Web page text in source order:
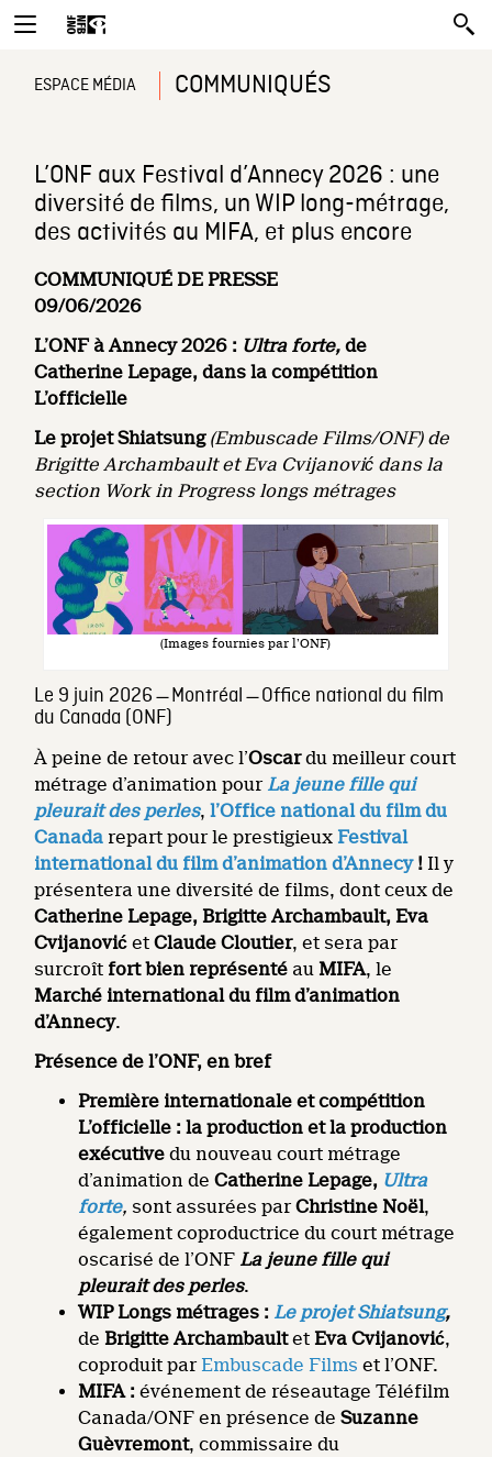
ESPACE MÉDIA COMMUNIQUÉS
L’ONF aux Festival d’Annecy 2026 : une
diversité de films, un WIP long-métrage,
des activités au MIFA, et plus encore
COMMUNIQUÉ DE PRESSE
09/06/2026
L’ONF à Annecy 2026 : Ultra forte, de
Catherine Lepage, dans la compétition
L’officielle
Le projet Shiatsung (Embuscade Films/ONF) de
Brigitte Archambault et Eva Cvijanović dans la
section Work in Progress longs métrages
(Images fournies par l’ONF)
Le 9 juin 2026 ̶ Montréal ̶ Office national du film
du Canada (ONF)
À peine de retour avec l’Oscardu meilleur court
métrage d’animation pour La jeune fille qui
pleurait des perles,l’Office national du film du
Canada repart pour le prestigieux Festival
international du film d’animation d’Annecy!Il y
présentera une diversité de films, dont ceux de
Catherine Lepage, Brigitte Archambault, Eva
Cvijanovićet Claude Cloutier, et sera par
surcroît fort bien représenté au MIFA, le
Marché international du film d’animation
d’Annecy.
Présence de l’ONF, en bref
Première internationale et compétition
L’officielle : la production et la production
exécutivedu nouveau court métrage
d’animation de Catherine Lepage, Ultra
forte, sont assurées parChristine Noël,
également coproductrice du court métrage
oscarisé de l’ONF La jeune fille qui
pleurait des perles.
WIP Longs métrages : Le projet Shiatsung,
deBrigitte ArchambaultetEva Cvijanović,
coproduit par Embuscade Films et l’ONF.
MIFA :événement de réseautage Téléfilm
Canada/ONF en présence deSuzanne
Guèvremont, commissaire du